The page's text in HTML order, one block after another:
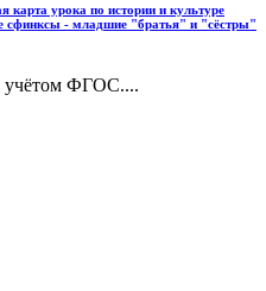
карта урока по истории и культуре
сфинксы - младшие "братья" и "сёстры"
учётом ФГОС....